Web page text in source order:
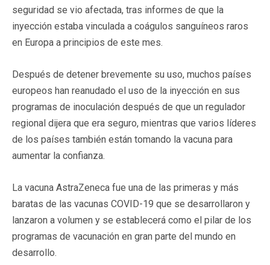
seguridad se vio afectada, tras informes de que la
inyección estaba vinculada a coágulos sanguíneos raros
en Europa a principios de este mes.
Después de detener brevemente su uso, muchos países
europeos han reanudado el uso de la inyección en sus
programas de inoculación después de que un regulador
regional dijera que era seguro, mientras que varios líderes
de los países también están tomando la vacuna para
aumentar la confianza.
La vacuna AstraZeneca fue una de las primeras y más
baratas de las vacunas COVID-19 que se desarrollaron y
lanzaron a volumen y se establecerá como el pilar de los
programas de vacunación en gran parte del mundo en
desarrollo.